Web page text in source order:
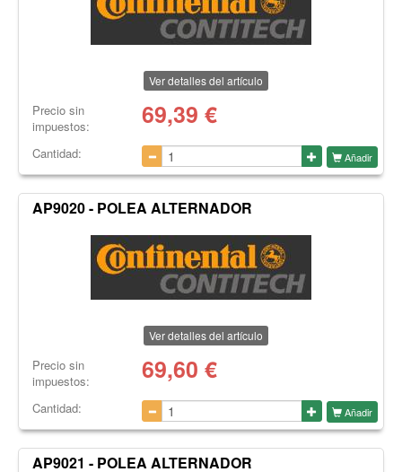
Ver detalles del artículo
Precio sin
impuestos:
69,39 €
Cantidad: Añadir
AP9020 - POLEA ALTERNADOR
Ver detalles del artículo
Precio sin
impuestos:
69,60 €
Cantidad: Añadir
AP9021 - POLEA ALTERNADOR